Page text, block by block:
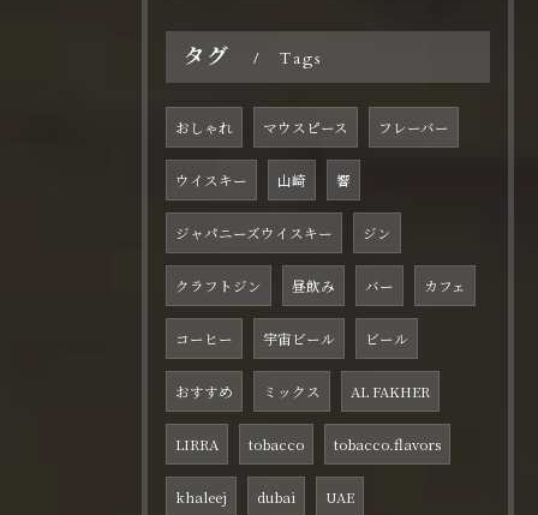
タグ Tags
おしゃれ マウスピース フレーバー
ウイスキー 山崎 響
ジャパニーズウイスキー ジン
クラフトジン 昼飲み バー カフェ
コーヒー 宇宙ビール ビール
おすすめ ミックス AL FAKHER
LIRRA tobacco tobacco.flavors
khaleej dubai UAE